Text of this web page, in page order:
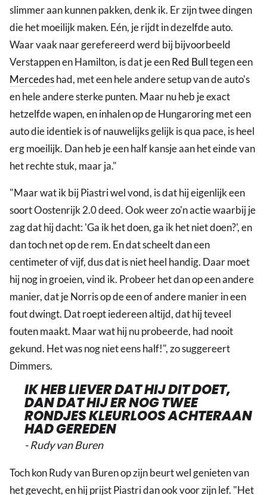
slimmer aan kunnen pakken, denk ik. Er zijn twee dingen
die het moeilijk maken. Eén, je rijdt in dezelfde auto.
Waar vaak naar gerefereerd werd bij bijvoorbeeld
Verstappen en Hamilton, is dat je eenRed Bulltegen een
Mercedeshad, met een hele andere setup van de auto's
en hele andere sterke punten. Maar nu heb je exact
hetzelfde wapen, en inhalen op de Hungaroring met een
auto die identiek is of nauwelijks gelijk is qua pace, is heel
erg moeilijk. Dan heb je een half kansje aan het einde van
het rechte stuk, maar ja."
"Maar wat ik bij Piastri wel vond, is dat hij eigenlijk een
soort Oostenrijk 2.0 deed. Ook weer zo'n actie waarbij je
zag dat hij dacht: 'Ga ik het doen, ga ik het niet doen?', en
dan toch net op de rem. En dat scheelt dan een
centimeter of vijf, dus dat is niet heel handig. Daar moet
hij nog in groeien, vind ik. Probeer het dan op een andere
manier, dat je Norris op de een of andere manier in een
fout dwingt. Dat roept iedereen altijd, dat hij teveel
fouten maakt. Maar wat hij nu probeerde, had nooit
gekund. Het was nog niet eens half!", zo suggereert
Dimmers.
IK HEB LIEVER DAT HIJ DIT DOET,
DAN DAT HIJ ER NOG TWEE
RONDJES KLEURLOOS ACHTERAAN
HAD GEREDEN
- Rudy van Buren
Toch kon Rudy van Buren op zijn beurt wel genieten van
het gevecht, en hij prijst Piastri dan ook voor zijn lef. "Het